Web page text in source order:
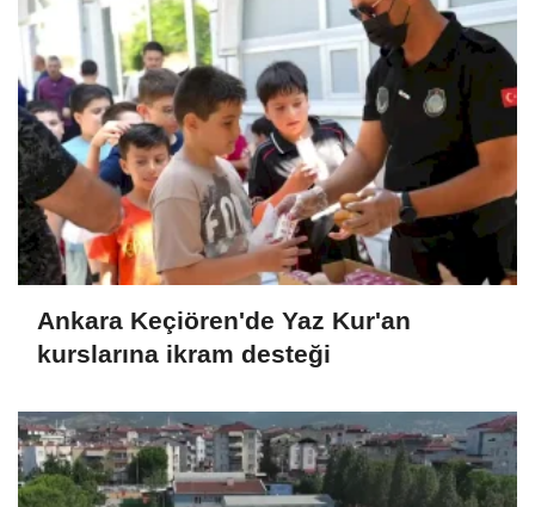
Ankara Keçiören'de Yaz Kur'an
kurslarına ikram desteği